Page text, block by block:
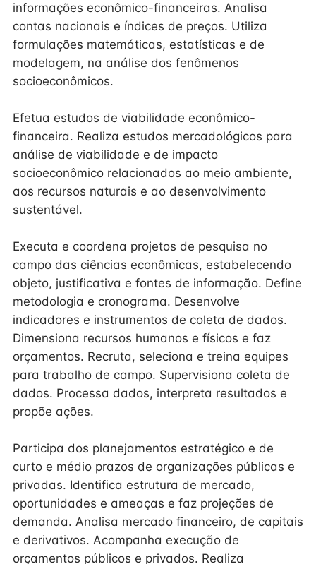
informações econômico-financeiras. Analisa
contas nacionais e índices de preços. Utiliza
formulações matemáticas, estatísticas e de
modelagem, na análise dos fenômenos
socioeconômicos.
Efetua estudos de viabilidade econômico-
financeira. Realiza estudos mercadológicos para
análise de viabilidade e de impacto
socioeconômico relacionados ao meio ambiente,
aos recursos naturais e ao desenvolvimento
sustentável.
Executa e coordena projetos de pesquisa no
campo das ciências econômicas, estabelecendo
objeto, justificativa e fontes de informação. Define
metodologia e cronograma. Desenvolve
indicadores e instrumentos de coleta de dados.
Dimensiona recursos humanos e físicos e faz
orçamentos. Recruta, seleciona e treina equipes
para trabalho de campo. Supervisiona coleta de
dados. Processa dados, interpreta resultados e
propõe ações.
Participa dos planejamentos estratégico e de
curto e médio prazos de organizações públicas e
privadas. Identifica estrutura de mercado,
oportunidades e ameaças e faz projeções de
demanda. Analisa mercado financeiro, de capitais
e derivativos. Acompanha execução de
orçamentos públicos e privados. Realiza